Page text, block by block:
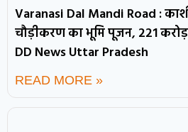
Varanasi Dal Mandi Road :
चौड़ीकरण का भूमि पूजन, 221
DD News Uttar Pradesh
READ MORE »